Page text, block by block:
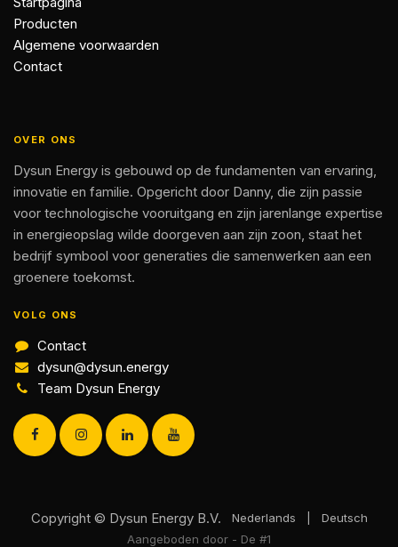
Producten
Algemene voorwaarden
Contact
OVER ONS
Dysun Energy is gebouwd op de fundamenten van ervaring,
innovatie en familie. Opgericht door Danny, die zijn passie
voor technologische vooruitgang en zijn jarenlange expertise
in energieopslag wilde doorgeven aan zijn zoon, staat het
bedrijf symbool voor generaties die samenwerken aan een
groenere toekomst.
VOLG ONS
Contact
dysun@dysun.energy
Team Dysun Energy
Copyright © Dysun Energy B.V. Nederlands
Deutsch
Aangeboden door - De #1